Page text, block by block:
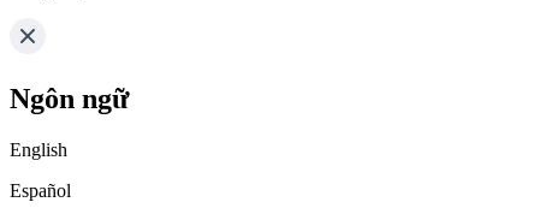
Ngôn ngữ
English
Español